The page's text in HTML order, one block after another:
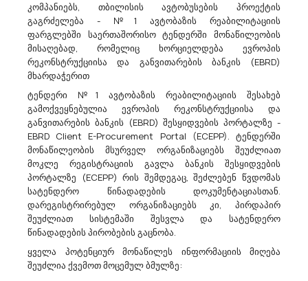
Საქართველოს Სახელმწიფო Უსაფრთხოების Სამსახური Აცხადებს Ბაზრის Კვლევას
44300000 - კაბელები, მავთულები და მათთან დაკავშირებული
მასალები.
საქართველოს სახელმწიფო უსაფრთხოების სამსახური გეგმავს
ხელოვნური ბალახის დეკორატიული ღობის (CPV44300000)
შესყიდვას. გთხოვთ, თანდართული ტექნიკური მახასიათებლების
შესაბამისად წარმოადგინოთ შესყიდვის ობიექტის საერთო
ღირებულება (ერთეულისა და ჯამუ...
Საქართველოს Სახელმწიფო Უსაფრთხოების Სამსახურის Სასწავლო Ცენტრი
Აცხადებს Ბაზრის Კვლევას
39299300 - მინის სარკეები.
20/11/2023
სსიპ - საქართველოს სახელმწიფო უსაფრთხოების სამსახურის
კომპანიებს, თბილისის ავტობუსების პროექტის
გაგრძელება - №1 ავტობაზის რეაბილიტაციის
ფარგლებში საერთაშორისო ტენდერში მონაწილეობის
მისაღებად, რომელიც ხორციელდება ევროპის
რეკონსტრუქციისა და განვითარების ბანკის (EBRD)
მხარდაჭერით
ტენდერი №1 ავტობაზის რეაბილიტაციის შესახებ
გამოქვეყნებულია ევროპის რეკონსტრუქციისა და
განვითარების ბანკის (EBRD) შესყიდვების პორტალზე -
EBRD Client E-Procurement Portal (ECEPP). ტენდერში
მონაწილეობის მსურველ ორგანიზაციებს შეუძლიათ
მოკლე რეგისტრაციის გავლა ბანკის შესყიდვების
პორტალზე (ECEPP) რის შემდეგაც, შეძლებენ წვდომას
სატენდერო წინადადების დოკუმენტაციასთან.
დარეგისტრირებულ ორგანიზაციებს კი, პირდაპირ
შეუძლიათ სისტემაში შესვლა და სატენდერო
წინადადების პირობების გაცნობა.
ყველა პოტენციურ მონაწილეს ინფორმაციის მიღება
შეუძლია ქვემოთ მოცემულ ბმულზე: